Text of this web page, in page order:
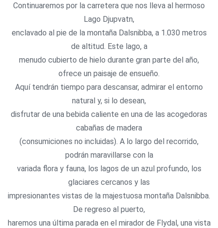
Continuaremos por la carretera que nos lleva al hermoso
Lago Djupvatn,
enclavado al pie de la montaña Dalsnibba, a 1.030 metros
de altitud. Este lago, a
menudo cubierto de hielo durante gran parte del año,
ofrece un paisaje de ensueño.
Aquí tendrán tiempo para descansar, admirar el entorno
natural y, si lo desean,
disfrutar de una bebida caliente en una de las acogedoras
cabañas de madera
(consumiciones no incluidas). A lo largo del recorrido,
podrán maravillarse con la
variada flora y fauna, los lagos de un azul profundo, los
glaciares cercanos y las
impresionantes vistas de la majestuosa montaña Dalsnibba.
De regreso al puerto,
haremos una última parada en el mirador de Flydal, una vista